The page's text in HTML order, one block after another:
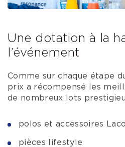
Une dotation à la
l’événement
Comme sur chaque étape
prix a récompensé les
de nombreux lots
polos et accessoires
pièces lifestyle